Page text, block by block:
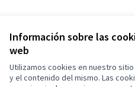
Información sobre las
web
Utilizamos cookies en nuestro
y el contenido del mismo. Las
Términos y condiciones de uso
Configuración de cookies